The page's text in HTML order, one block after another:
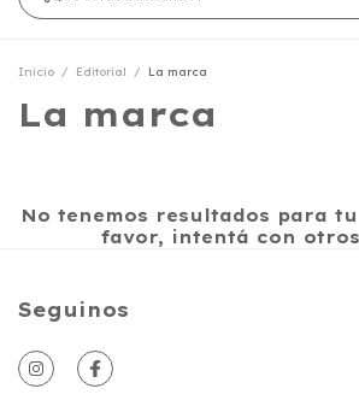
Inicio / Editorial / La marca
La marca
No tenemos resultados para
favor, intentá con
Seguinos